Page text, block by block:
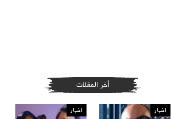
أخر المقلات
اخبار اخبار